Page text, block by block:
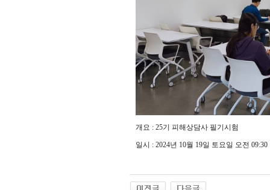
개요 : 25기 피해상담사 필기시험
일시 : 2024년 10월 19일 토요일 오전 09:30